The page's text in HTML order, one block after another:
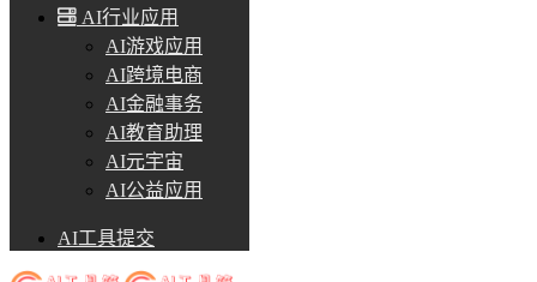
AI行业应用
AI游戏应用
AI跨境电商
AI金融事务
AI教育助理
AI元宇宙
AI公益应用
AI工具提交